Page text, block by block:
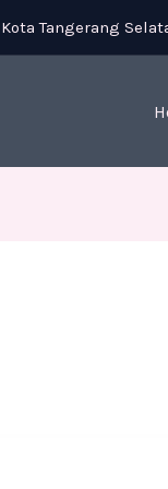
Tangerang